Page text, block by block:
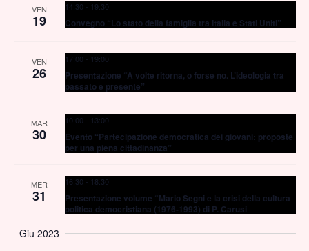
VEN
19
14:30 - 19:30
Convegno “Lo stato della famiglia tra Italia e Stati Uniti”
VEN
26
17:00 - 19:00
Presentazione “A volte ritorna, o forse no. L’ideologia tra
passato e presente”
MAR
30
10:00 - 13:00
Evento “Partecipazione democratica dei giovani: proposte
per una piena cittadinanza”
MER
31
16:30 - 18:30
Presentazione volume “Mario Segni e la crisi della cultura
politica democristiana (1976-1993) di P. Carusi
Giu 2023